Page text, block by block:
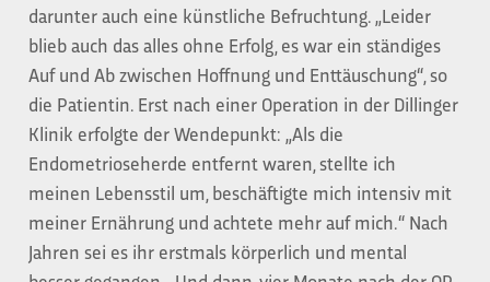
darunter auch eine künstliche Befruchtung. „Leider
blieb auch das alles ohne Erfolg, es war ein ständiges
Auf und Ab zwischen Hoffnung und Enttäuschung“, so
die Patientin. Erst nach einer Operation in der Dillinger
Klinik erfolgte der Wendepunkt: „Als die
Endometrioseherde entfernt waren, stellte ich
meinen Lebensstil um, beschäftigte mich intensiv mit
meiner Ernährung und achtete mehr auf mich.“ Nach
Jahren sei es ihr erstmals körperlich und mental